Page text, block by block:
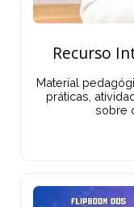
Recurso
Material
práticas,
sobre